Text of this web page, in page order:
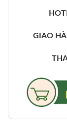
GIAO